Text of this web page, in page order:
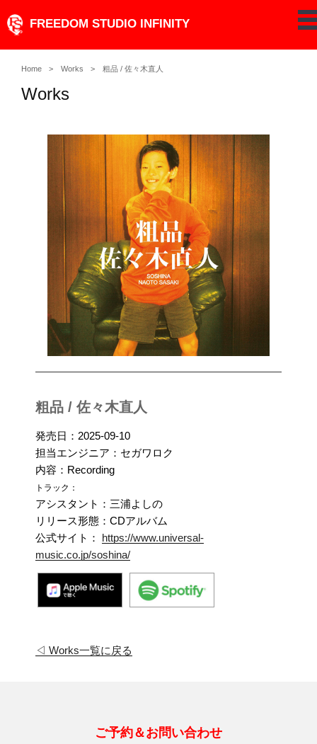
to
FREEDOM STUDIO INFINITY
Home Works 粗品 / 佐々木直人
Works
粗品 / 佐々木直人
発売日：2025-09-10
担当エンジニア：セガワロク
内容：Recording
トラック：
アシスタント：三浦よしの
リリース形態：CDアルバム
公式サイト： https://www.universal-
music.co.jp/soshina/
◁ Works一覧に戻る
ご予約＆お問い合わせ